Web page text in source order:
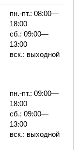
пн.-пт.: 08:00—
18:00
сб.: 09:00—
13:00
вск.: выходной
пн.-пт.: 09:00—
18:00
сб.: 09:00—
13:00
вск.: выходной